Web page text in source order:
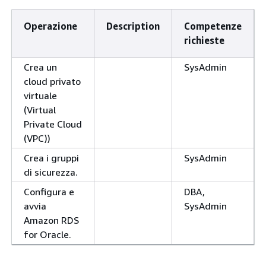
Operazione Description
Competenze
richieste
Crea un
cloud privato
virtuale
(Virtual
Private Cloud
(VPC))
SysAdmin
Crea i gruppi
di sicurezza.
SysAdmin
Configura e
avvia
Amazon RDS
for Oracle.
DBA,
SysAdmin